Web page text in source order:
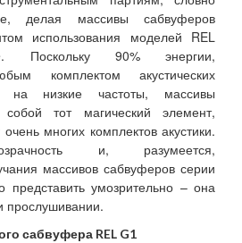
делая массивы сабвуферов
использования моделей REL
Поскольку 90% энергии,
комплектом акустических
на низкие частоты, массивы
тот магический элемент,
очень многих комплектов акустики.
и, разумеется,
массивов сабвуферов серии
представить умозрительно – она
прослушивании.
сабвуфера REL G1